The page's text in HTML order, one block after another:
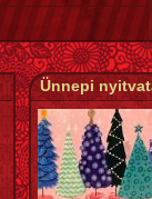
Ünnepi